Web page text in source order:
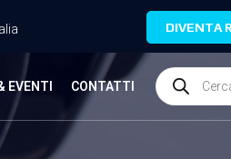
DIVENTA
EVENTI CONTATTI